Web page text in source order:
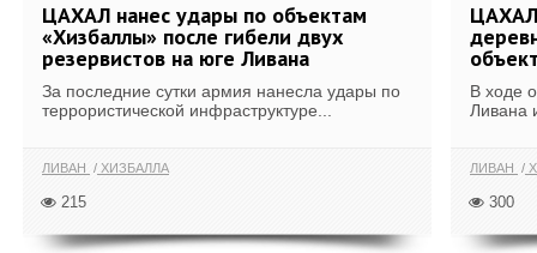
ЦАХАЛ нанес удары по объектам
«Хизбаллы» после гибели двух
резервистов на юге Ливана
За последние сутки армия нанесла удары по
террористической инфраструктуре...
ЛИВАН ХИЗБАЛЛА
215
В ходе
Ливана
ЛИВАН
300